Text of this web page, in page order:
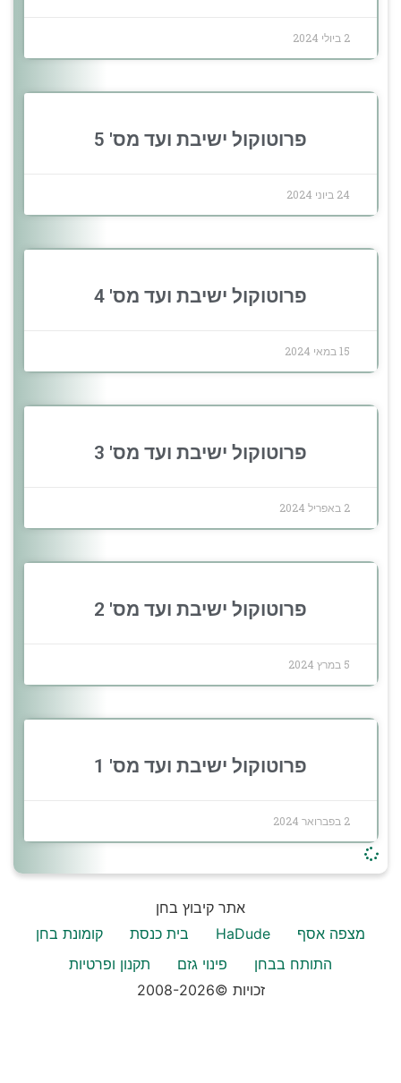
2 ביולי 2024
פרוטוקול ישיבת ועד מס' 5
24 ביוני 2024
פרוטוקול ישיבת ועד מס' 4
15 במאי 2024
פרוטוקול ישיבת ועד מס' 3
2 באפריל 2024
פרוטוקול ישיבת ועד מס' 2
5 במרץ 2024
פרוטוקול ישיבת ועד מס' 1
2 בפברואר 2024
אתר קיבוץ בחן
מצפה אסף
HaDude בית כנסת
קומונת בחן
התותח בבחן
פינוי גזם
תקנון ופרטיות
זכויות ©2008-2026